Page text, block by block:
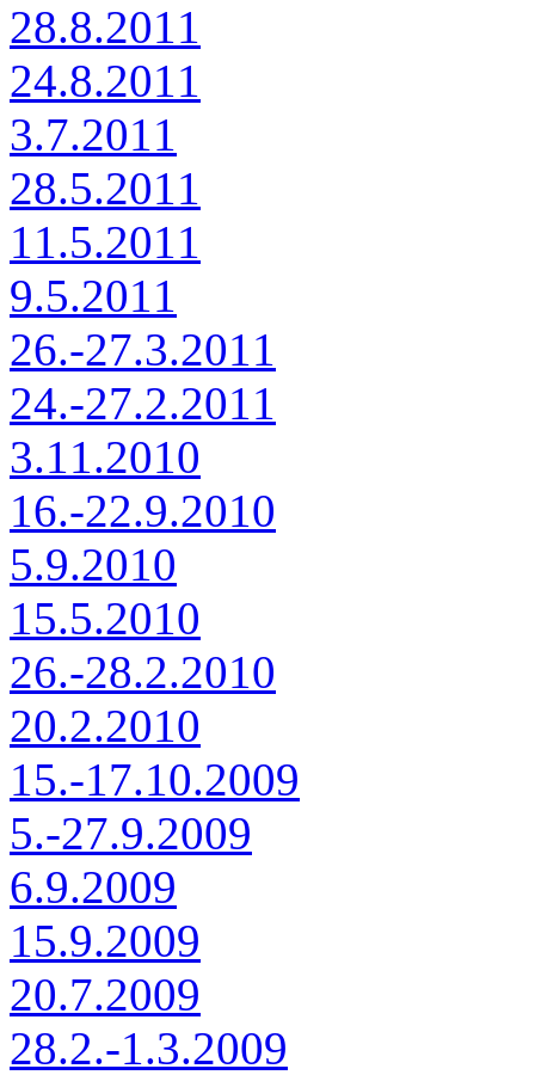
28.8.2011
24.8.2011
3.7.2011
28.5.2011
11.5.2011
9.5.2011
26.-27.3.2011
24.-27.2.2011
3.11.2010
16.-22.9.2010
5.9.2010
15.5.2010
26.-28.2.2010
20.2.2010
15.-17.10.2009
5.-27.9.2009
6.9.2009
15.9.2009
20.7.2009
28.2.-1.3.2009